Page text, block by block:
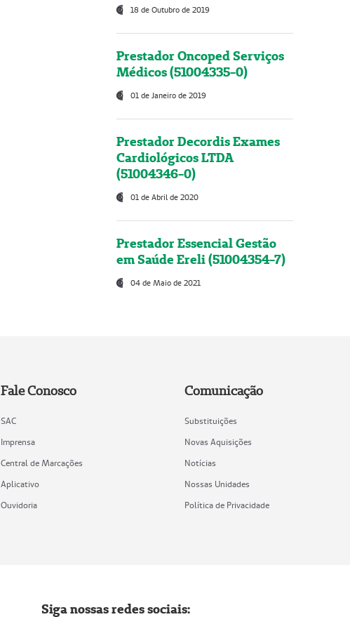
18 de Outubro de 2019
Prestador Oncoped Serviços
Médicos (51004335-0)
01 de Janeiro de 2019
Prestador Decordis Exames
Cardiológicos LTDA
(51004346-0)
01 de Abril de 2020
Prestador Essencial Gestão
em Saúde Ereli (51004354-7)
04 de Maio de 2021
Fale Conosco
SAC
Imprensa
Central de Marcações
Aplicativo
Ouvidoria
Comunicação
Substituições
Novas Aquisições
Notícias
Nossas Unidades
Política de Privacidade
Siga nossas redes sociais: